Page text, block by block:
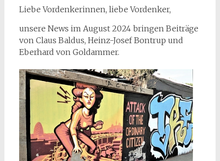
Liebe Vordenkerinnen, liebe Vordenker,
unsere News im August 2024 bringen Beiträge
von Claus Baldus, Heinz-Josef Bontrup und
Eberhard von Goldammer.